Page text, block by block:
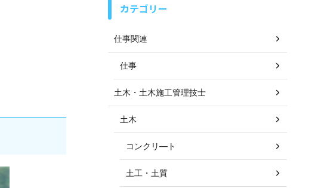
カテゴリー
仕事関連
仕事
土木・土木施工管理技士
土木
コンクリ―ト
土工・土質